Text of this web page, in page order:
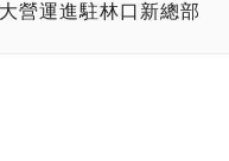
營運進駐林口新總部